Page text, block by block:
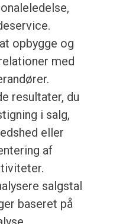
opbygge og
med
resultater, du
i salg,
eller
af
salgstal
baseret på